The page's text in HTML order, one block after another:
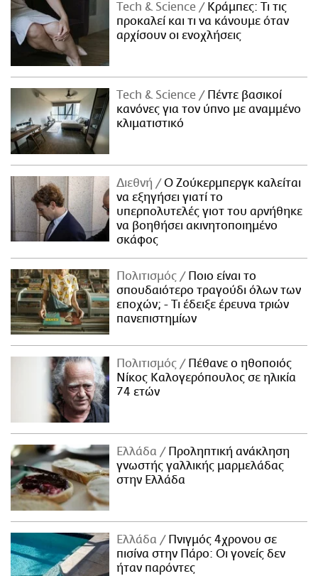
Τech & Science
Κράμπες: Τι τις
προκαλεί και τι να κάνουμε όταν
αρχίσουν οι ενοχλήσεις
Τech & Science
Πέντε βασικοί
κανόνες για τον ύπνο με αναμμένο
κλιματιστικό
Διεθνή
Ο Ζούκερμπεργκ καλείται
να εξηγήσει γιατί το
υπερπολυτελές γιοτ του αρνήθηκε
να βοηθήσει ακινητοποιημένο
σκάφος
Πολιτισμός
Ποιο είναι το
σπουδαιότερο τραγούδι όλων των
εποχών; - Τι έδειξε έρευνα τριών
πανεπιστημίων
Πολιτισμός
Πέθανε ο ηθοποιός
Νίκος Καλογερόπουλος σε ηλικία
74 ετών
Ελλάδα
Προληπτική ανάκληση
γνωστής γαλλικής μαρμελάδας
στην Ελλάδα
Ελλάδα
Πνιγμός 4χρονου σε
πισίνα στην Πάρο: Οι γονείς δεν
ήταν παρόντες